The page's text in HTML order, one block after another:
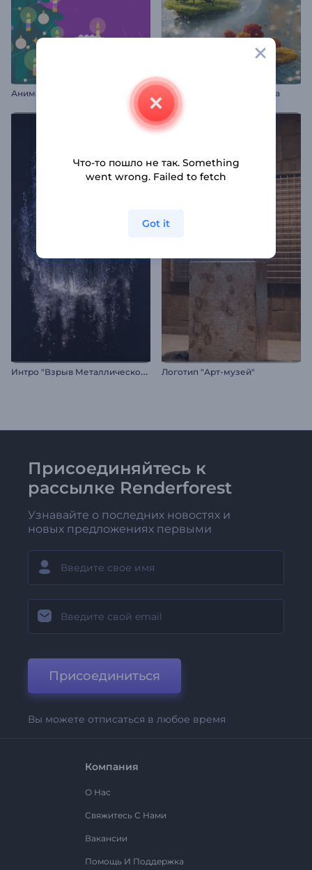
Анимации на канун Рождества Вступление Времена года
И
нтро "Взрыв Металлической Сферы" Логотип "Арт-музей"
Присоединяйтесь к
рассылке Renderforest
Узнавайте о последних новостях и
новых предложениях первыми
Присоединиться
Вы можете отписаться в любое время
Компания
О Нас
Свяжитесь С Нами
Вакансии
Помощь И Поддержка
Что-то пошло не так. Something
went wrong. Failed to fetch
Got it